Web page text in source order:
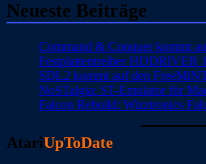
Neueste Beiträge
Command & Conquer kommt
Festplattentreiber HDDRIVER
SDL2 kommt auf den
NoSTalgia: ST-Emulator für
Falcon Rebuild: Wizztronics
AtariUpToDate